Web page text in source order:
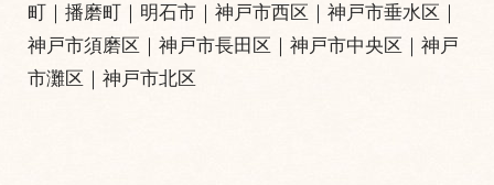
町 ｜播磨町 ｜ 明石市 ｜神戸市西区 ｜神戸市垂水区 ｜
神戸市須磨区 ｜神戸市長田区 ｜神戸市中央区 ｜神戸
市灘区 ｜神戸市北区